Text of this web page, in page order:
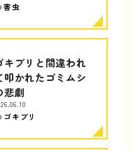
害虫
キブリと間違われ
叩かれたゴミムシ
悲劇
ゴキブリ